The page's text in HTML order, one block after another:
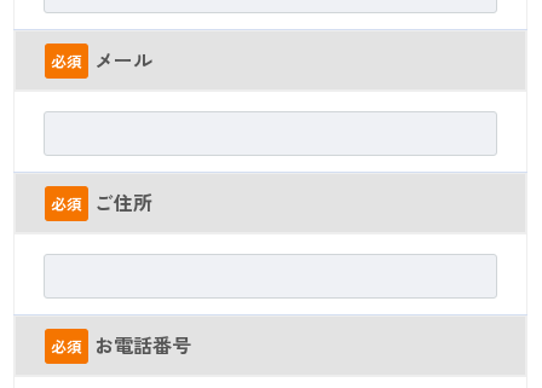
必須 メール
必須 ご住所
必須 お電話番号